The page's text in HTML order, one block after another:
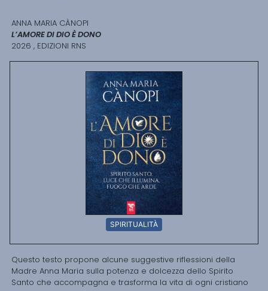
ANNA MARIA CÀNOPI
L’AMORE DI DIO È DONO
2026 , EDIZIONI RNS
SPIRITUALITÀ
Questo testo propone alcune suggestive riflessioni della
Madre Anna Maria sulla potenza e dolcezza dello Spirito
Santo che accompagna e trasforma la vita di ogni cristiano